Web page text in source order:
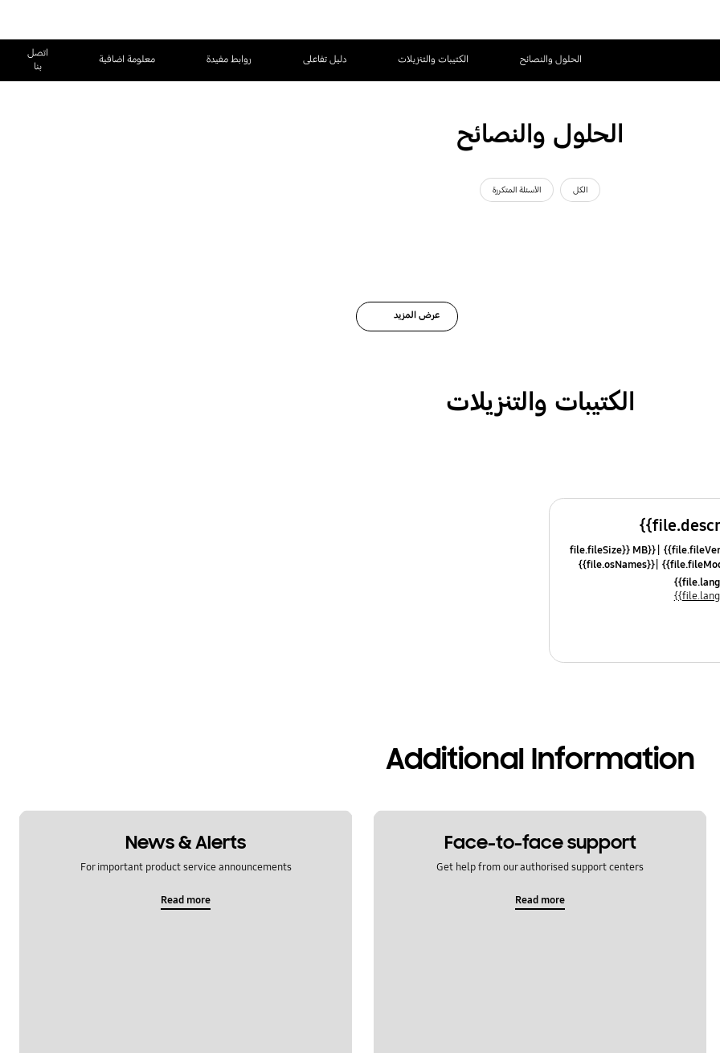
الحلول والنصائح الكتيبات والتنزيلات دليل تفاعلى روابط مفيدة معلومة اضافية
اتصل
بنا
الحلول والنصائح
الكل الأسئلة المتكررة
عرض المزيد
الكتيبات والتنزيلات
{{file.fileSize}} MB
{{file.osNames}}
Additional Information
Face-to-face support
Get help from our authorised support centers
Read more
News & Alerts
For important product service announcements
Read more